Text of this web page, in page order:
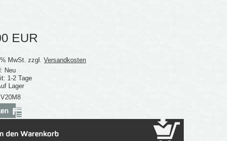
EUR
MwSt. zzgl.Versandkosten
Neu
1-2 Tage
Lager
V20M8